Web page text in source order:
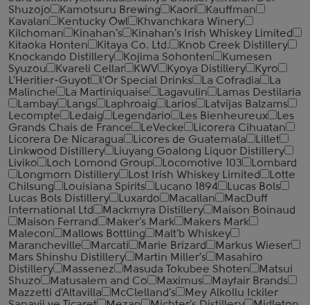
Shuzojo
Kamotsuru Brewing Kaori
Kauffman
Kavalan
Kentucky Owl
Khvanchkara Winery
Kilchoman
Kinahan's
Kinahan's Irish Whiskey Limited
Kitaoka Honten
Kitaya Co. Ltd.
Knob Creek Distillery
Knockando Distillery
Kojima Sohonten
Kumesen
Syuzou
Kvareli Cellar KWV Kyoya Distillery
Kyro
L'Heritier-Guyot
l'Or Special Drinks La Cofradia
La
Malinche
La Martiniquaise Lagavulin
Lamas Destilaria
Lambay
Langs Laphroaig Larios
Latvijas Balzams
Lecompte
Ledaig Legendario Les Bienheureux
Les
Grands Chais de France
LeVecke
Licorera Cihuatan
Licorera De Nicaragua
Licores de Guatemala
Lillet
Linkwood Distillery
Liuyang Goalong Liquor Distillery
Liviko
Loch Lomond Group Locomotive 103
Lombard
Longmorn Distillery
Lost Irish Whiskey Limited
Lotte
Chilsung
Louisiana Spirits Lucano 1894
Lucas Bols
Lucas Bols Distillery
Luxardo Macallan
MacDuff
International Ltd
Mackmyra Distillery
Maison Boinaud
Maison Ferrand
Maker's Mark
Makers Mark
Malecon
Mallows Bottling
Malt'b Whiskey
Marancheville
Marcati Marie Brizard
Markus Wieser
Mars Shinshu Distillery
Martin Miller's
Masahiro
Distillery
Massenez Masuda Tokubee Shoten
Matsui
Shuzo
Matusalem and Co Maximus
Mayfair Brands
Mazzetti d'Altavilla
McClelland's
Mey Alkollu Ickiler